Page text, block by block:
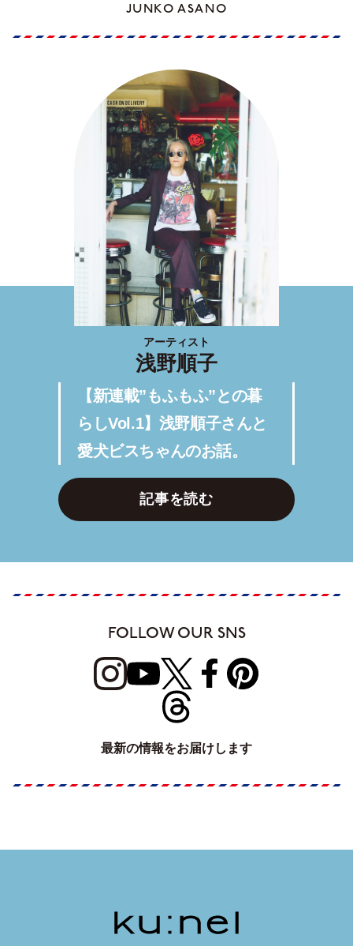
JUNKO ASANO
アーティスト
浅野順子
【新連載”もふもふ”との暮
らしVol.1】浅野順子さんと
愛犬ビスちゃんのお話。
記事を読む
FOLLOW OUR SNS
最新の情報をお届けします